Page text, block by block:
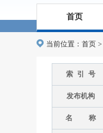
首页
当前位置： 首页 >
索 引 号
发布机构
名 称